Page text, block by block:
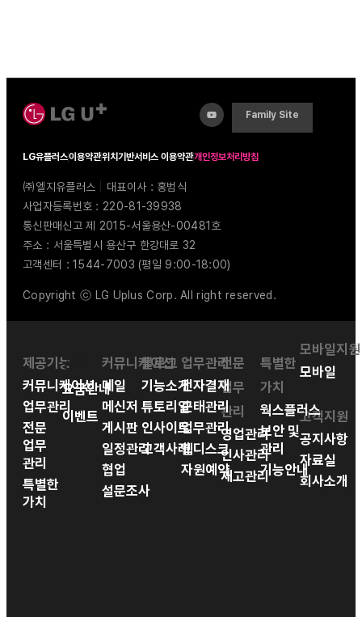
Family Site
LG유플러스이용약관위치기반서비스 이용약관개인정보처리방침
㈜엘지유플러스
대표이사 : 홍범식
사업자등록번호 : 220-81-39938
통신판매신고 제 2015-서울용산-00481호
주소 : 서울특별시 용산구 한강대로 32
고객센터 : 1544-7003 (평일 9:00-18:00)
Copyright ⓒ LG Uplus Corp. All right reserved.
제공기능
커뮤니케이션
업무관리
전문
업무
관리
특별한
가치
공간
요금안내
이벤트
커뮤니케이션
메일
메신저
게시판
일정관리
협업
설문조사
블로그
기능소개
튜토리얼
인사이트
고객사례
업무관리
전자결재
근태관리
업무관리
웹디스크
자원예약
전문
업무
관리
영업관리
인사관리
재고관리
특별한
가치
웍스플러스
보안 및
관리
기능안내
모바일지원
모바일
고객지원
공지사항
자료실
회사소개